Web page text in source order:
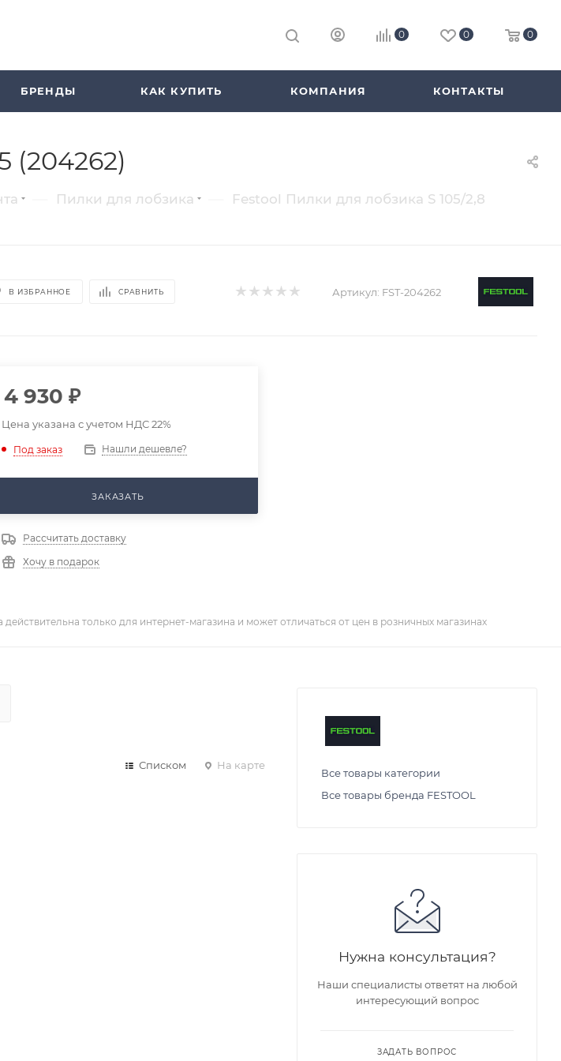
0 0 0
БРЕНДЫ КАК КУПИТЬ КОМПАНИЯ КОНТАКТЫ
(204262)
Пилки для лобзика Festool Пилки для лобзика S 105/2,8
В ИЗБРАННОЕ СРАВНИТЬ Артикул: FST-204262
4 930 ₽
Цена указана с учетом НДС 22%
Под заказ Нашли дешевле?
ЗАКАЗАТЬ
Рассчитать доставку
Хочу в подарок
действительна только для интернет-магазина и может отличаться от цен в розничных магазинах
Списком На карте
Все товары категории
Все товары бренда FESTOOL
Нужна консультация?
Наши специалисты ответят на любой
интересующий вопрос
ЗАДАТЬ ВОПРОС